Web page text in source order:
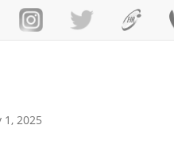
1, 2025